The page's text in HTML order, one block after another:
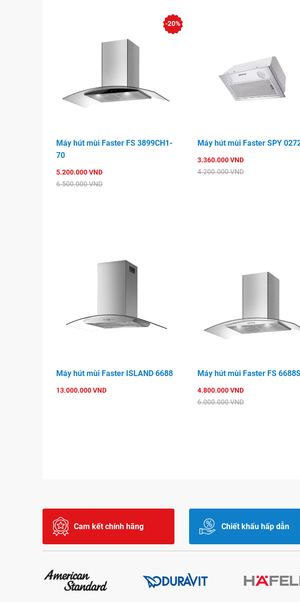
Máy hút mùi Faster FS 3899CH1-
70
5.200.000 VND
6.500.000 VND
-20%
Máy hút mùi Faster SPY
3.360.000 VND
4.200.000 VND
Máy hút mùi Faster ISLAND 6688
13.000.000 VND
Máy hút mùi Faster FS
4.800.000 VND
6.000.000 VND
Cam kết chính hãng Chiết khấu hấp dẫn